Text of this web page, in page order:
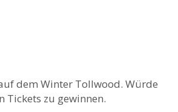
dem Winter Tollwood. Würde
Tickets zu gewinnen.